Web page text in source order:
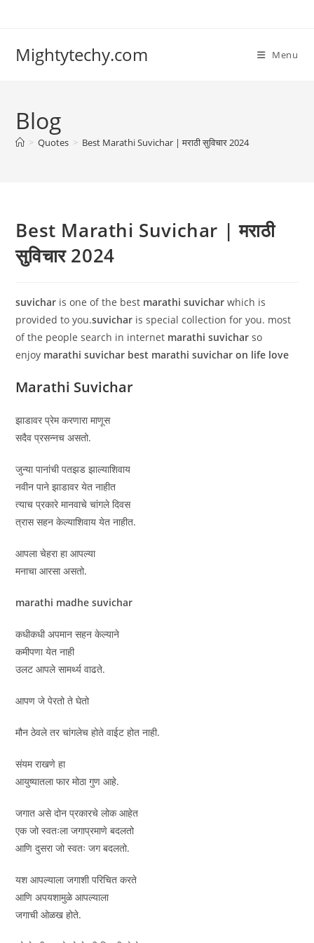
Mightytechy.com Menu
Blog
> Quotes > Best Marathi Suvichar | मराठी सुविचार 2024
Best Marathi Suvichar | मराठी
सुविचार 2024
suvichar is one of the best marathi suvichar which is
provided to you.suvichar is special collection for you. most
of the people search in internet marathi suvichar so
enjoy marathi suvichar best marathi suvichar on life love
Marathi Suvichar
झाडावर प्रेम करणारा माणूस
सदैव प्रसन्नच असतो.
जुन्या पानांची पतझड झाल्याशिवाय
नवीन पाने झाडावर येत नाहीत
त्याच प्रकारे मानवाचे चांगले दिवस
त्रास सहन केल्याशिवाय येत नाहीत.
आपला चेहरा हा आपल्या
मनाचा आरसा असतो.
marathi madhe suvichar
कधीकधी अपमान सहन केल्याने
कमीपणा येत नाही
उलट आपले सामर्थ्य वाढते.
आपण जे पेरतो ते घेतो
मौन ठेवले तर चांगलेच होते वाईट होत नाही.
संयम राखणे हा
आयुष्यातला फार मोठा गुण आहे.
जगात असे दोन प्रकारचे लोक आहेत
एक जो स्वतःला जगाप्रमाणे बदलतो
आणि दुसरा जो स्वतः जग बदलतो.
यश आपल्याला जगाशी परिचित करते
आणि अपयशामुळे आपल्याला
जगाची ओळख होते.